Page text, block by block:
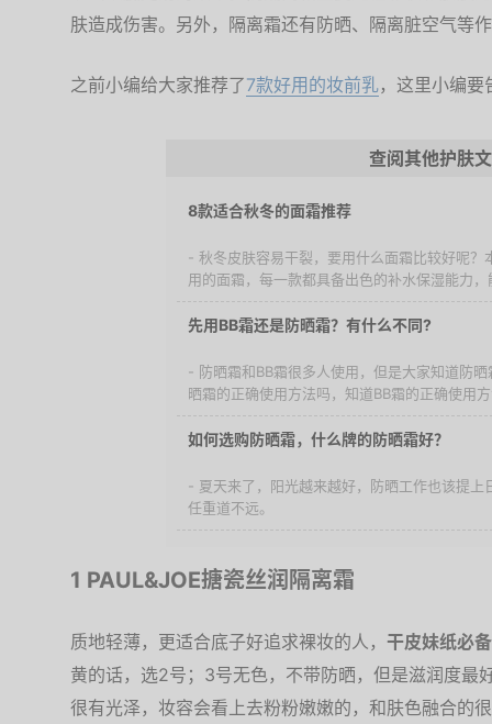
肤造成伤害。另外，隔离霜还有防晒、隔离脏空气等
之前小编给大家推荐了7款好用的妆前乳，这里小编
查阅其他护肤
8款适合秋冬的面霜推荐
- 秋冬皮肤容易干裂，要用什么面霜比较好呢？
用的面霜，每一款都具备出色的补水保湿能力
先用BB霜还是防晒霜？有什么不同?
- 防晒霜和BB霜很多人使用，但是大家知道防
晒霜的正确使用方法吗，知道BB霜的正确使用
如何选购防晒霜，什么牌的防晒霜好？
- 夏天来了，阳光越来越好，防晒工作也该提上
任重道不远。
1 PAUL&JOE搪瓷丝润隔离霜
质地轻薄，更适合底子好追求裸妆的人， 干皮妹纸必备
黄的话，选2号；3号无色，不带防晒，但是滋润度最
很有光泽，妆容会看上去粉粉嫩嫩的，和肤色融合的